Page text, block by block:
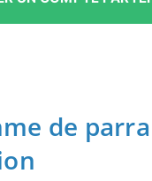
de